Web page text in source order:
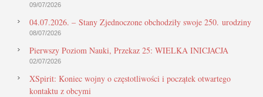
09/07/2026
04.07.2026. – Stany Zjednoczone obchodziły swoje 250. urodziny
08/07/2026
Pierwszy Poziom Nauki, Przekaz 25: WIELKA INICJACJA
02/07/2026
XSpirit: Koniec wojny o częstotliwości i początek otwartego
kontaktu z obcymi